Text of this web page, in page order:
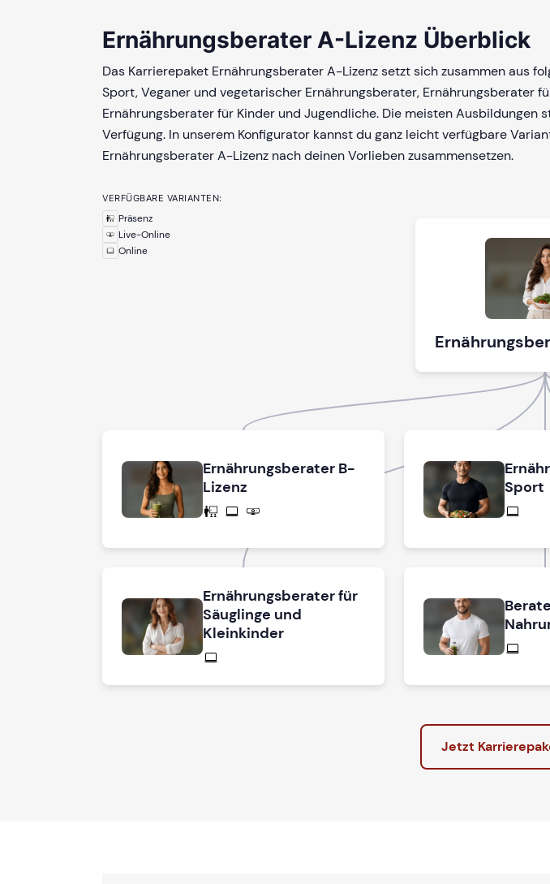
Ernährungsberater A-Lizenz Überblick
Das Karrierepaket Ernährungsberater A-Lizenz setzt sich zusammen aus
Sport, Veganer und vegetarischer Ernährungsberater, Ernährungsberater
Ernährungsberater für Kinder und Jugendliche. Die meisten Ausbildungen
Verfügung. In unserem Konfigurator kannst du ganz leicht verfügbare
Ernährungsberater A-Lizenz nach deinen Vorlieben zusammensetzen.
VERFÜGBARE VARIANTEN:
Präsenz
Live-Online
Online
Ernährungsberater B-
Lizenz
Sport
Ernährungsberater für
Säuglinge und
Kleinkinder
Jetzt